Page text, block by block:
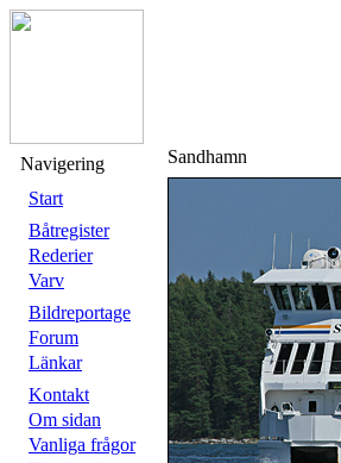
Navigering
Start
Båtregister
Rederier
Varv
Bildreportage
Forum
Länkar
Kontakt
Om sidan
Vanliga frågor
Sandhamn